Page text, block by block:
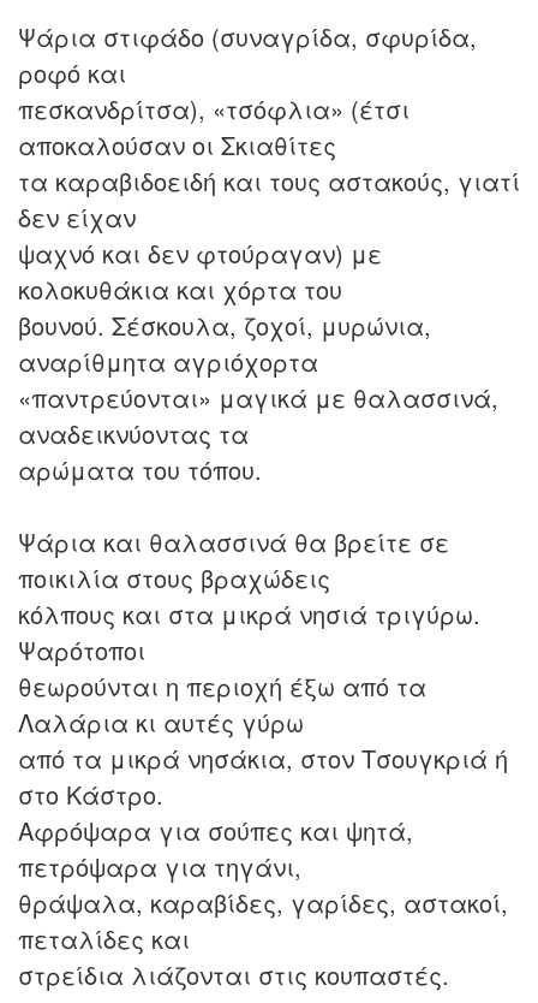
Ψάρια στιφάδο (συναγρίδα, σφυρίδα,
ροφό και
πεσκανδρίτσα), «τσόφλια» (έτσι
αποκαλούσαν οι Σκιαθίτες
τα καραβιδοειδή και τους αστακούς, γιατί
δεν είχαν
ψαχνό και δεν φτούραγαν) με
κολοκυθάκια και χόρτα του
βουνού. Σέσκουλα, ζοχοί, μυρώνια,
αναρίθμητα αγριόχορτα
«παντρεύονται» μαγικά με θαλασσινά,
αναδεικνύοντας τα
αρώματα του τόπου.
Ψάρια και θαλασσινά θα βρείτε σε
ποικιλία στους βραχώδεις
κόλπους και στα μικρά νησιά τριγύρω.
Ψαρότοποι
θεωρούνται η περιοχή έξω από τα
Λαλάρια κι αυτές γύρω
από τα μικρά νησάκια, στον Τσουγκριά ή
στο Κάστρο.
Αφρόψαρα για σούπες και ψητά,
πετρόψαρα για τηγάνι,
θράψαλα, καραβίδες, γαρίδες, αστακοί,
πεταλίδες και
στρείδια λιάζονται στις κουπαστές.